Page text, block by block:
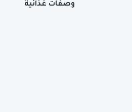
وصفات غذائية